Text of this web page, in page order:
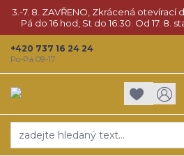
3.-7. 8. ZAVŘENO, Zkrácená otevírací
Pá do 16 hod, St do 16:30. Od 17. 8.
+420 737 16 24 24
Po-Pá 09-17